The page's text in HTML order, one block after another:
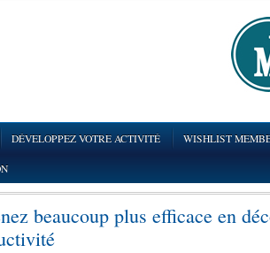
DÉVELOPPEZ VOTRE ACTIVITÉ WISHLIST
beaucoup plus efficace en